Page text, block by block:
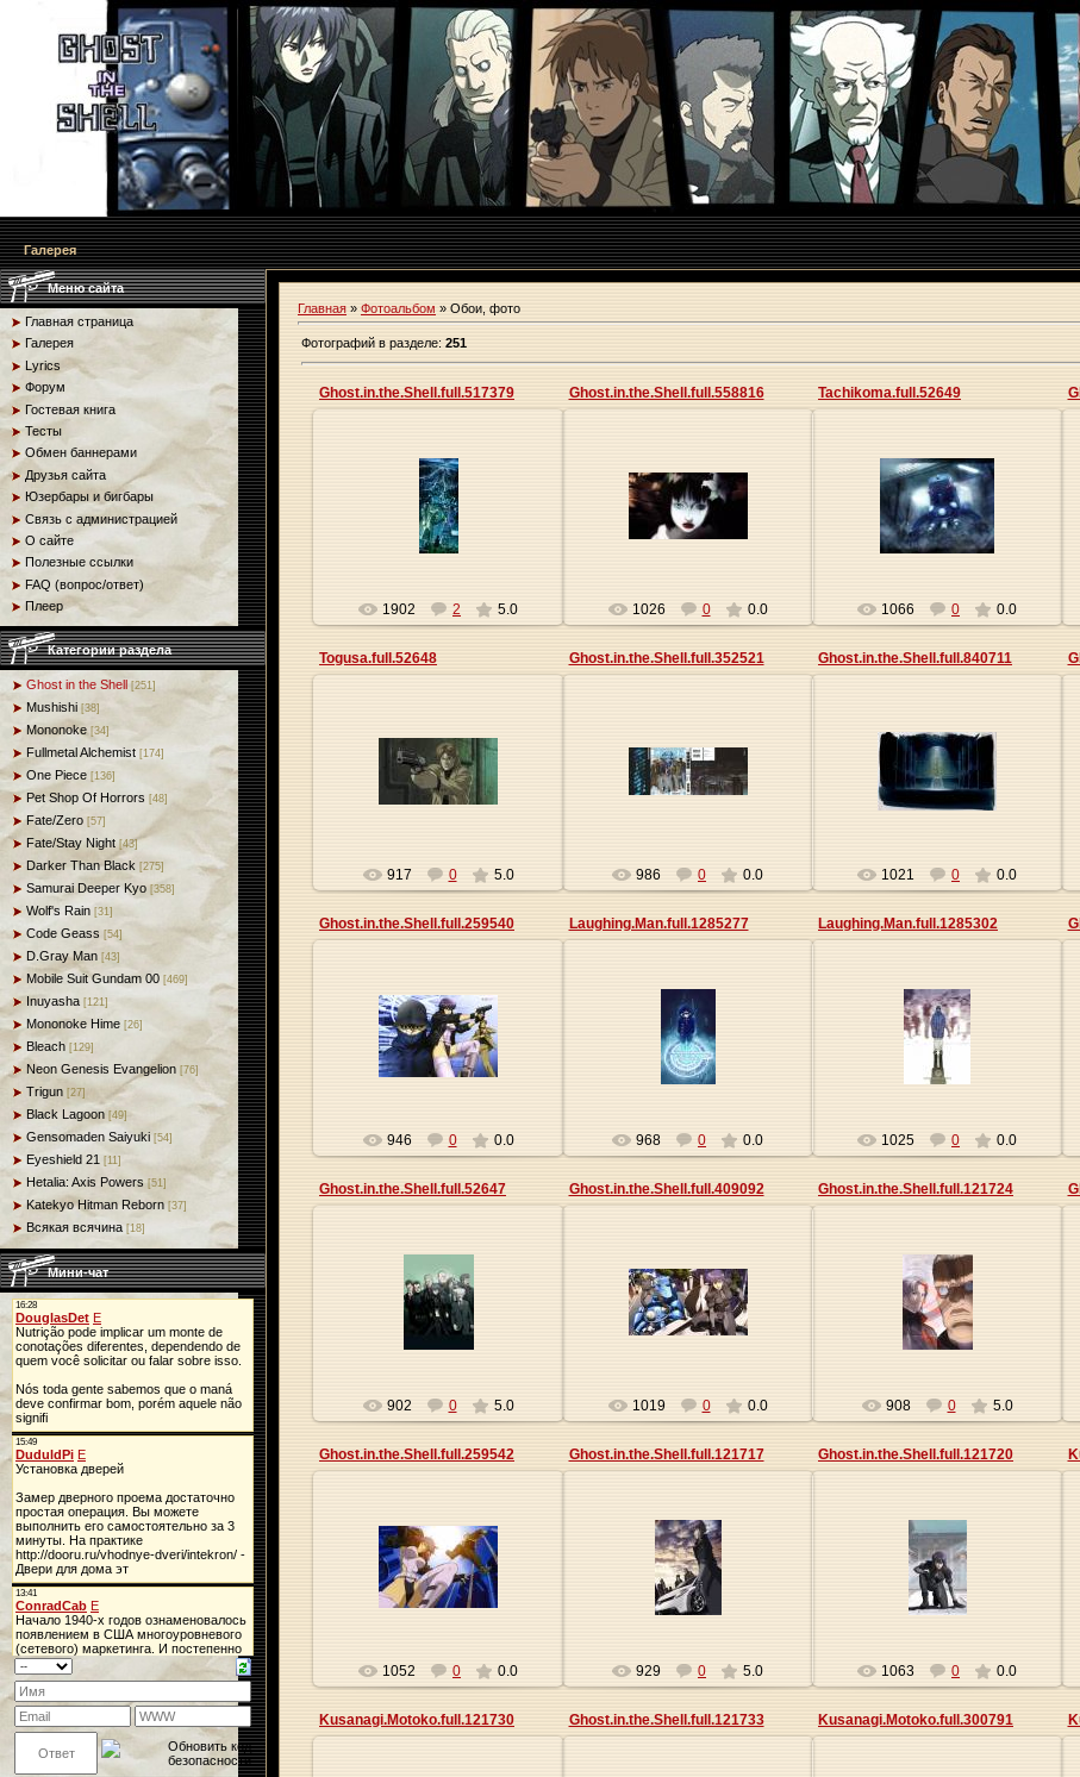
Галерея
Меню сайта
Главная страница
Галерея
Lyrics
Форум
Гостевая книга
Тесты
Обмен баннерами
Друзья сайта
Юзербары и бигбары
Связь с администрацией
О сайте
Полезные ссылки
FAQ (вопрос/ответ)
Плеер
Категории раздела
Ghost in the Shell [251]
Mushishi [38]
Mononoke [34]
Fullmetal Alchemist [174]
One Piece [136]
Pet Shop Of Horrors [48]
Fate/Zero [57]
Fate/Stay Night [43]
Darker Than Black [275]
Samurai Deeper Kyo [358]
Wolf's Rain [31]
Code Geass [54]
D.Gray Man [43]
Mobile Suit Gundam 00 [469]
Inuyasha [121]
Mononoke Hime [26]
Bleach [129]
Neon Genesis Evangelion [76]
Trigun [27]
Black Lagoon [49]
Gensomaden Saiyuki [54]
Eyeshield 21 [11]
Hetalia: Axis Powers [51]
Katekyo Hitman Reborn [37]
Всякая всячина [18]
Мини-чат
Главная » Фотоальбом » Обои, фото
Фотографий в разделе: 251
Ghost.in.the.Shell.full.517379
27.05.2013
Origa
1902 2 5.0
Ghost.in.the.Shell.full.558816
27.05.2013
Origa
1026 0 0.0
Tachikoma.full.52649
27.05.2013
Origa
1066 0 0.0
Togusa.full.52648
27.05.2013
Origa
917 0 5.0
Ghost.in.the.Shell.full.352521
27.05.2013
Origa
986 0 0.0
Ghost.in.the.Shell.full.840711
27.05.2013
Origa
1021 0 0.0
Ghost.in.the.Shell.full.259540
27.05.2013
Origa
946 0 0.0
Laughing.Man.full.1285277
27.05.2013
Origa
968 0 0.0
Laughing.Man.full.1285302
27.05.2013
Origa
1025 0 0.0
Ghost.in.the.Shell.full.52647
27.05.2013
Origa
902 0 5.0
Ghost.in.the.Shell.full.409092
27.05.2013
Origa
1019 0 0.0
Ghost.in.the.Shell.full.121724
27.05.2013
Origa
908 0 5.0
Ghost.in.the.Shell.full.259542
27.05.2013
Origa
1052 0 0.0
Ghost.in.the.Shell.full.121717
27.05.2013
Origa
929 0 5.0
Ghost.in.the.Shell.full.121720
27.05.2013
Origa
1063 0 0.0
Kusanagi.Motoko.full.121730 Ghost.in.the.Shell.full.121733 Kusanagi.Motoko.full.300791